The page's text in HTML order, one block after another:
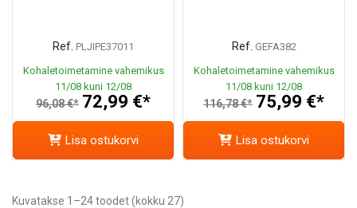
Ref. PLJIPE37011
Kohaletoimetamine vahemikus
11/08 kuni 12/08
96,08 €* 72,99 €*
Lisa ostukorvi
Ref. GEFA382
Kohaletoimetamine vahemikus
11/08 kuni 12/08
116,78 €* 75,99 €*
Lisa ostukorvi
Kuvatakse 1–24 toodet (kokku 27)